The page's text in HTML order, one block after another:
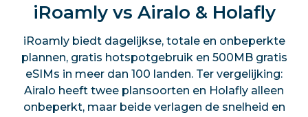
iRoamly vs Airalo & Holafly
iRoamly biedt dagelijkse, totale en onbeperkte
plannen, gratis hotspotgebruik en 500MB gratis
eSIMs in meer dan 100 landen. Ter vergelijking:
Airalo heeft twee plansoorten en Holafly alleen
onbeperkt, maar beide verlagen de snelheid en